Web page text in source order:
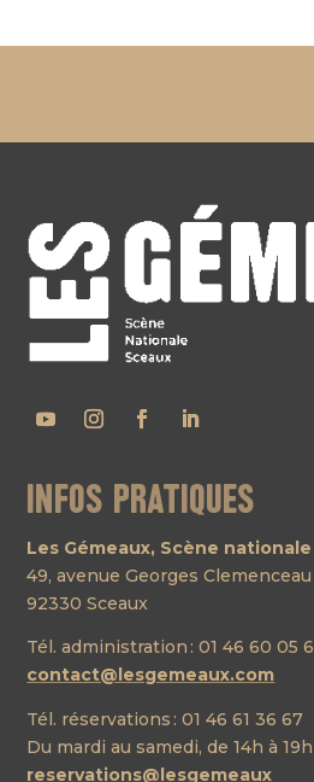
Infos pratiques
Les Gémeaux, Scène nationale
49, avenue Georges Clemenceau
92330 Sceaux
Tél. administration : 01 46 60 05
contact@lesgemeaux.com
Tél. réservations : 01 46 61 36 67
Du mardi au samedi, de 14h à
reservations@lesgemeaux